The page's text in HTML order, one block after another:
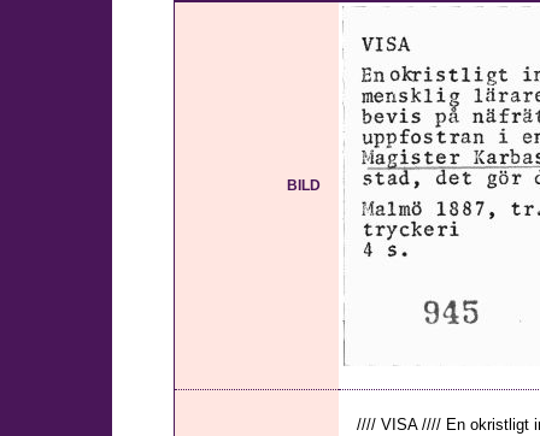
BILD
//// VISA //// En okristligt